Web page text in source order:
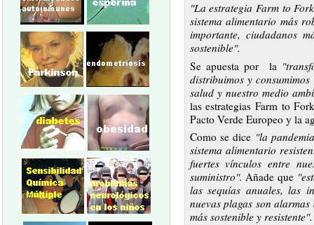
"La estrategia Farm to
sistema alimentario más
importante, ciudadanos
sostenible".
Se apuesta por la
distribuimos y
salud y nuestro medio
las estrategias Farm to
Pacto Verde Europeo y la
Como se dice "la
sistema alimentario
fuertes vínculos entre
suministro". Añade que
las sequías anuales, las
nuevas plagas son
más sostenible y resistente".